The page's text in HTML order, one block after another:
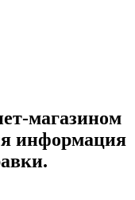
магазином
информация